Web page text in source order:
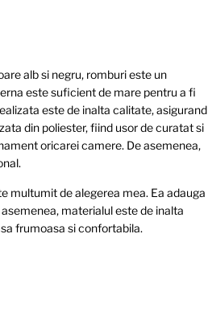
alb si negru, romburi este un
este suficient de mare pentru a fi
este de inalta calitate, asigurand
din poliester, fiind usor de curatat si
oricarei camere. De asemenea,
multumit de alegerea mea. Ea adauga
materialul este de inalta
frumoasa si confortabila.